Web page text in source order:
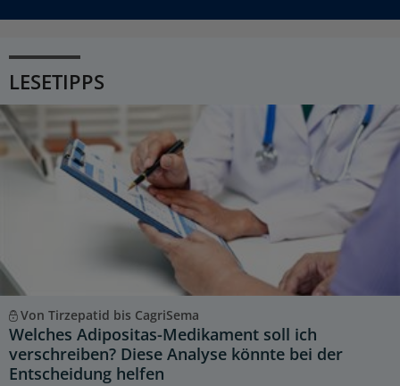
LESETIPPS
Von Tirzepatid bis CagriSema
Welches Adipositas-Medikament soll ich
verschreiben? Diese Analyse könnte bei der
Entscheidung helfen